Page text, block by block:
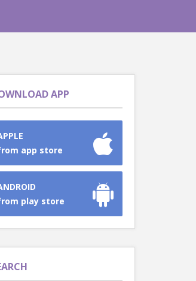
APP
app store
play store